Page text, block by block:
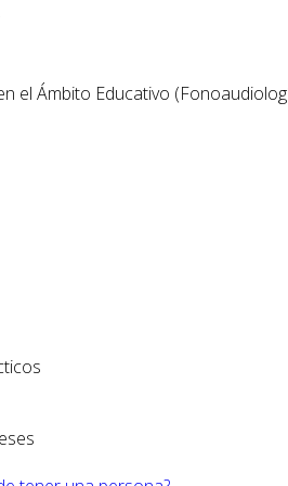
el Ámbito Educativo